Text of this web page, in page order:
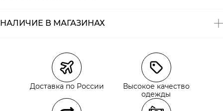
Курьерская доставка СДЭК
Самовывоз из пункта выдачи СДЭК
Самовывоз из наших магазинов
НАЛИЧИЕ В МАГАЗИНАХ
Доставка по России
Высокое качество
одежды